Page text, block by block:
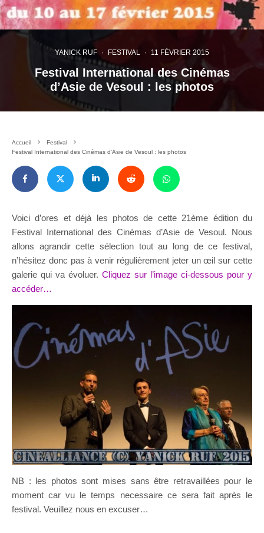
YANICK RUF · FESTIVAL · 11 FÉVRIER 2015
Festival International des Cinémas
d’Asie de Vesoul : les photos
Accueil
Festival
Festival International des Cinémas d’Asie de Vesoul : les photos
Voici d’ores et déjà les photos de cette 21ème édition du
Festival International des Cinémas d’Asie de Vesoul. Nous
allons agrandir cette sélection tout au long de ce festival,
n’hésitez donc pas à venir régulièrement jeter un œil sur cette
galerie qui va évoluer. Cliquez sur l’image ci-dessous pour y
accéder…
NB : les photos sont mises sans être retravaillées pour le
moment car vu le temps necessaire ce sera fait après le
festival. Veuillez nous en excuser…